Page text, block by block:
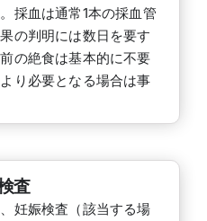
採血は通常1本の採血管
の判明には数日を要す
の絶食は基本的に不要
り必要となる場合は事
査
妊娠検査（該当する場